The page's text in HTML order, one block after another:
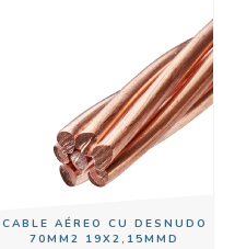
CABLE AÉREO CU DESNUDO
70MM2 19X2,15MMD